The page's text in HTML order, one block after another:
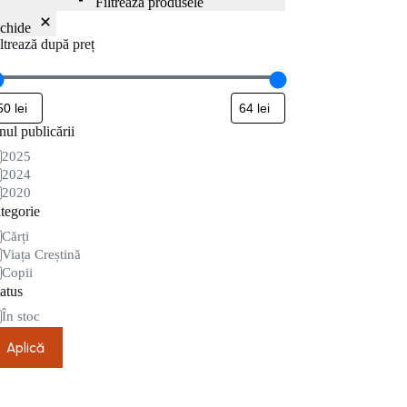
după preț
publicării
2025
2024
2020
Cărți
Viața Creștină
Copii
În stoc
Aplică